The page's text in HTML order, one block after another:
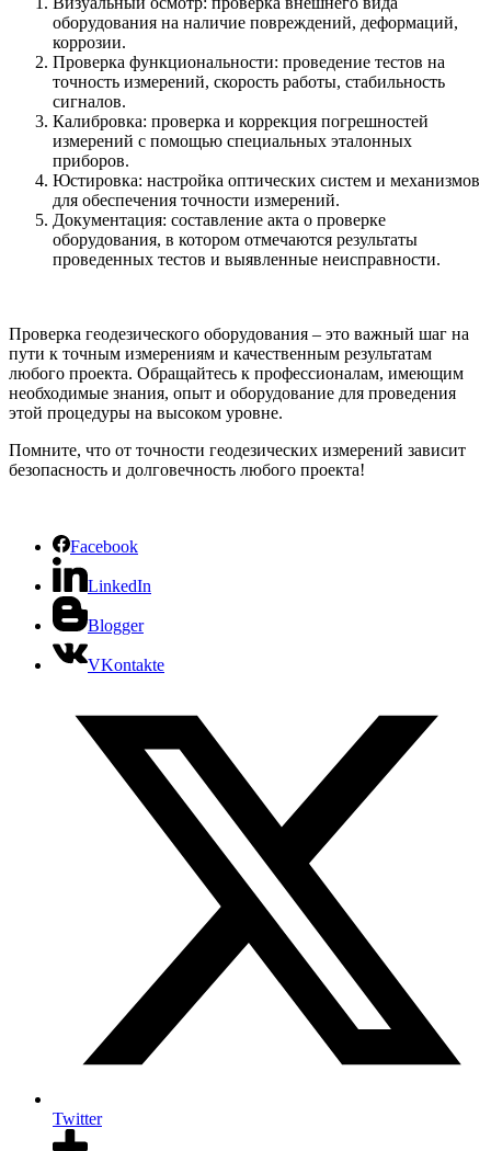
оборудования на наличие повреждений, деформаций,
коррозии.
Проверка функциональности: проведение тестов на
точность измерений, скорость работы, стабильность
сигналов.
Калибровка: проверка и коррекция погрешностей
измерений с помощью специальных эталонных
приборов.
Юстировка: настройка оптических систем и механизмов
для обеспечения точности измерений.
Документация: составление акта о проверке
оборудования, в котором отмечаются результаты
проведенных тестов и выявленные неисправности.
Проверка геодезического оборудования – это важный шаг на
пути к точным измерениям и качественным результатам
любого проекта. Обращайтесь к профессионалам, имеющим
необходимые знания, опыт и оборудование для проведения
этой процедуры на высоком уровне.
Помните, что от точности геодезических измерений зависит
безопасность и долговечность любого проекта!
Facebook
LinkedIn
Blogger
VKontakte
Twitter